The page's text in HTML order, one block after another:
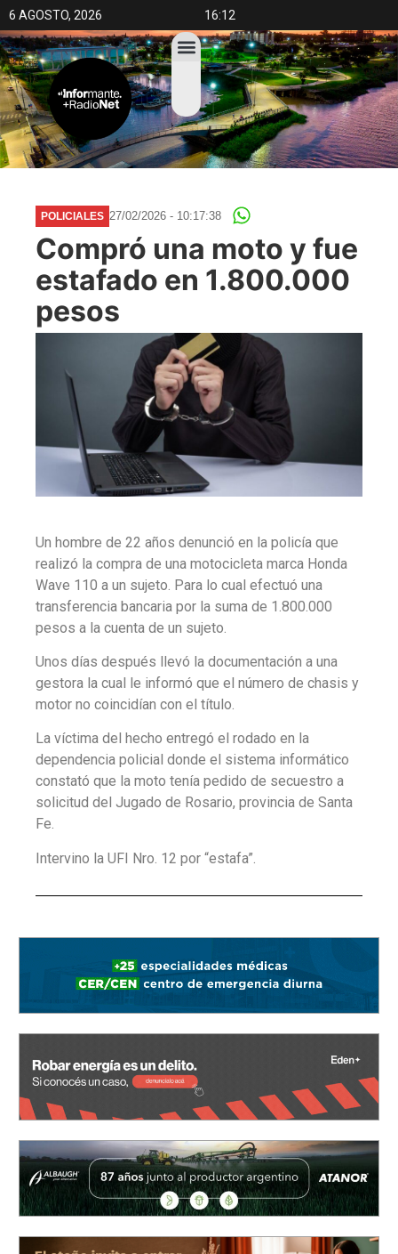
6 AGOSTO, 2026 16:12
POLICIALES 27/02/2026 - 10:17:38
Compró una moto y fue
estafado en 1.800.000
pesos
Un hombre de 22 años denunció en la policía que
realizó la compra de una motocicleta marca Honda
Wave 110 a un sujeto. Para lo cual efectuó una
transferencia bancaria por la suma de 1.800.000
pesos a la cuenta de un sujeto.
Unos días después llevó la documentación a una
gestora la cual le informó que el número de chasis y
motor no coincidían con el título.
La víctima del hecho entregó el rodado en la
dependencia policial donde el sistema informático
constató que la moto tenía pedido de secuestro a
solicitud del Jugado de Rosario, provincia de Santa
Fe.
Intervino la UFI Nro. 12 por “estafa”.